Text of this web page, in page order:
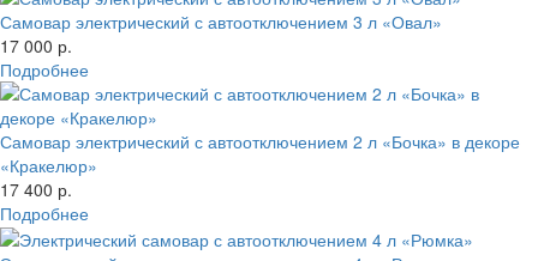
Самовар электрический с автоотключением 3 л «Овал»
17 000 р.
Подробнее
Самовар электрический с автоотключением 2 л «Бочка» в декоре
«Кракелюр»
17 400 р.
Подробнее